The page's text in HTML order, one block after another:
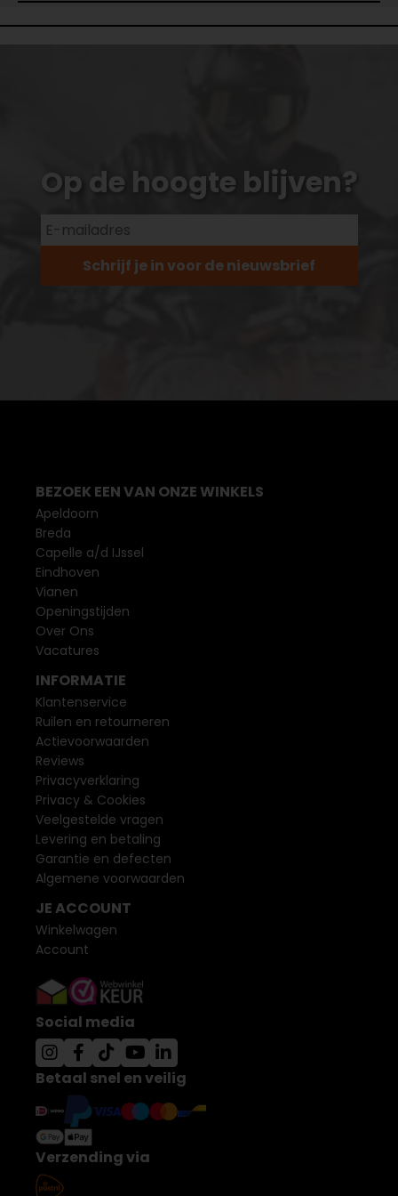
Op de hoogte blijven?
Schrijf je in voor de nieuwsbrief
BEZOEK EEN VAN ONZE WINKELS
Apeldoorn
Breda
Capelle a/d IJssel
Eindhoven
Vianen
Openingstijden
Over Ons
Vacatures
INFORMATIE
Klantenservice
Ruilen en retourneren
Actievoorwaarden
Reviews
Privacyverklaring
Privacy & Cookies
Veelgestelde vragen
Levering en betaling
Garantie en defecten
Algemene voorwaarden
JE ACCOUNT
Winkelwagen
Account
Social media
Betaal snel en veilig
Verzending via